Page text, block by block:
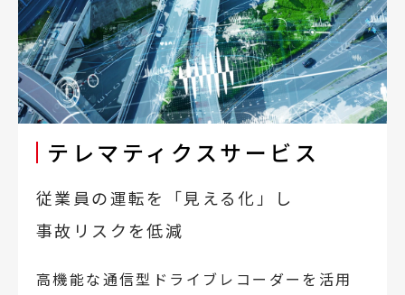
テレマティクスサービス
従業員の運転を「見える化」し
事故リスクを低減
高機能な通信型ドライブレコーダーを活用